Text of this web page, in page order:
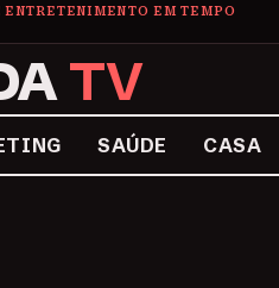
EM TEMPO
TV
SAÚDE CASA